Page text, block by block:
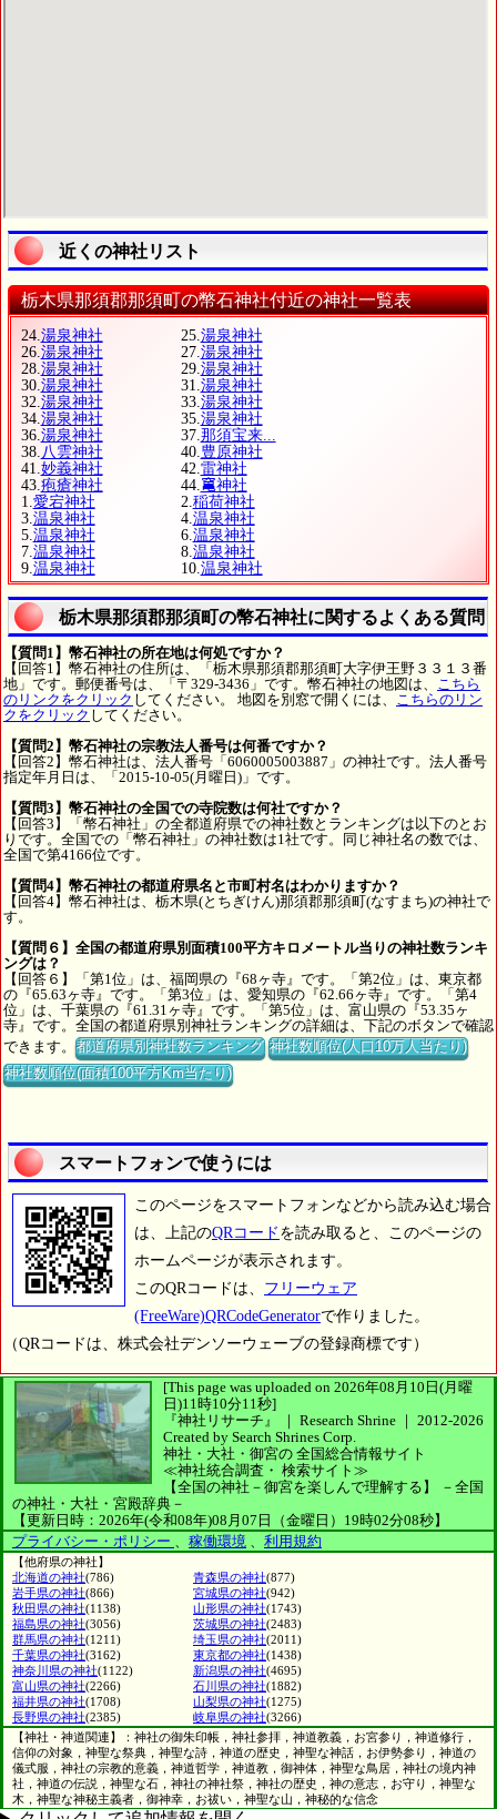
近くの神社リスト
栃木県那須郡那須町の幣石神社付近の神社一覧表
24. 湯泉神社 25. 湯泉神社
26. 湯泉神社 27. 湯泉神社
28. 湯泉神社 29. 湯泉神社
30. 湯泉神社 31. 湯泉神社
32. 湯泉神社 33. 湯泉神社
34. 湯泉神社 35. 湯泉神社
36. 湯泉神社 37. 那須宝来...
38. 八雲神社 40. 豊原神社
41. 妙義神社 42. 雷神社
43. 疱瘡神社 44. 𥧄神社
1. 愛宕神社 2. 稲荷神社
3. 温泉神社 4. 温泉神社
5. 温泉神社 6. 温泉神社
7. 温泉神社 8. 温泉神社
9. 温泉神社 10. 温泉神社
栃木県那須郡那須町の幣石神社に関するよくある質問
【質問1】幣石神社の所在地は何処ですか？
【回答1】幣石神社の住所は、「栃木県那須郡那須町大字伊王野３３１３番
地」です。郵便番号は、「〒329-3436」です。幣石神社の地図は、
こちら
のリンクをクリック してください。 地図を別窓で開くには、
こちらのリン
クをクリック してください。
【質問2】幣石神社の宗教法人番号は何番ですか？
【回答2】幣石神社は、法人番号「6060005003887」の神社です。法人番号
指定年月日は、「2015-10-05(月曜日)」です。
【質問3】幣石神社の全国での寺院数は何社ですか？
【回答3】「幣石神社」の全都道府県での神社数とランキングは以下のとお
りです。全国での「幣石神社」の神社数は1社です。同じ神社名の数では、
全国で第4166位です。
【質問4】幣石神社の都道府県名と市町村名はわかりますか？
【回答4】幣石神社は、栃木県(とちぎけん)那須郡那須町(なすまち)の神社で
す。
【質問６】全国の都道府県別面積100平方キロメートル当りの神社数ランキ
ングは？
【回答６】「第1位」は、福岡県の『68ヶ寺』です。「第2位」は、東京都
の『65.63ヶ寺』です。「第3位」は、愛知県の『62.66ヶ寺』です。「第4
位」は、千葉県の『61.31ヶ寺』です。「第5位」は、富山県の『53.35ヶ
寺』です。全国の都道府県別神社ランキングの詳細は、下記のボタンで確認
できます。都道府県別神社数ランキング 神社数順位(人口10万人当たり)
神社数順位(面積100平方Km当たり)
スマートフォンで使うには
このページをスマートフォンなどから読み込む場合
は、上記のQRコード を読み取ると、このページの
ホームページが表示されます。
このQRコードは、 フリーウェア
(FreeWare)QRCodeGeneratorで作りました。
（QRコードは、株式会社デンソーウェーブの登録商標です）
[This page was uploaded on 2026年08月10日(月曜
日)11時10分11秒]
『神社リサーチ』 ｜ Research Shrine ｜ 2012-2026
Created by Search Shrines Corp.
神社・大社・御宮の 全国総合情報サイト
≪神社統合調査・ 検索サイト≫
【全国の神社－御宮を楽しんで理解する】
－全国
の神社・大社・宮殿辞典－
【更新日時：2026年(令和08年)08月07日（金曜日）19時02分08秒】
プライバシー・ポリシー
稼働環境 利用規約
【他府県の神社】
北海道の神社(786) 青森県の神社(877)
岩手県の神社(866) 宮城県の神社(942)
秋田県の神社(1138) 山形県の神社(1743)
福島県の神社(3056) 茨城県の神社(2483)
群馬県の神社(1211) 埼玉県の神社(2011)
千葉県の神社(3162) 東京都の神社(1438)
神奈川県の神社(1122) 新潟県の神社(4695)
富山県の神社(2266) 石川県の神社(1882)
福井県の神社(1708) 山梨県の神社(1275)
長野県の神社(2385) 岐阜県の神社(3266)
【神社・神道関連】：神社の御朱印帳，神社参拝，神道教義，お宮参り，神道修行，
信仰の対象，神聖な祭典，神聖な詩，神道の歴史，神聖な神話，お伊勢参り，神道の
儀式服，神社の宗教的意義，神道哲学，神道教，御神体，神聖な鳥居，神社の境内神
社，神道の伝説，神聖な石，神社の神社祭，神社の歴史，神の意志，お守り，神聖な
木，神聖な神秘主義者，御神幸，お祓い，神聖な山，神秘的な信念